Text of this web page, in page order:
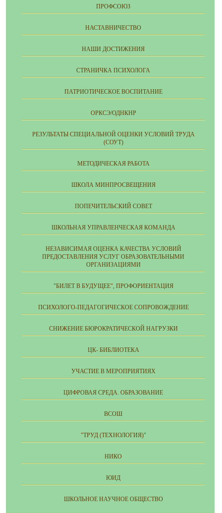
ПРОФСОЮЗ
НАСТАВНИЧЕСТВО
НАШИ ДОСТИЖЕНИЯ
СТРАНИЧКА ПСИХОЛОГА
ПАТРИОТИЧЕСКОЕ ВОСПИТАНИЕ
ОРКСЭ/ОДНКНР
РЕЗУЛЬТАТЫ СПЕЦИАЛЬНОЙ ОЦЕНКИ УСЛОВИЙ ТРУДА
(СОУТ)
МЕТОДИЧЕСКАЯ РАБОТА
ШКОЛА МИНПРОСВЕЩЕНИЯ
ПОПЕЧИТЕЛЬСКИЙ СОВЕТ
ШКОЛЬНАЯ УПРАВЛЕНЧЕСКАЯ КОМАНДА
НЕЗАВИСИМАЯ ОЦЕНКА КАЧЕСТВА УСЛОВИЙ
ПРЕДОСТАВЛЕНИЯ УСЛУГ ОБРАЗОВАТЕЛЬНЫМИ
ОРГАНИЗАЦИЯМИ
"БИЛЕТ В БУДУЩЕЕ", ПРОФОРИЕНТАЦИЯ
ПСИХОЛОГО-ПЕДАГОГИЧЕСКОЕ СОПРОВОЖДЕНИЕ
СНИЖЕНИЕ БЮРОКРАТИЧЕСКОЙ НАГРУЗКИ
ЦК- БИБЛИОТЕКА
УЧАСТИЕ В МЕРОПРИЯТИЯХ
ЦИФРОВАЯ СРЕДА. ОБРАЗОВАНИЕ
ВСОШ
"ТРУД (ТЕХНОЛОГИЯ)"
НИКО
ЮИД
ШКОЛЬНОЕ НАУЧНОЕ ОБЩЕСТВО